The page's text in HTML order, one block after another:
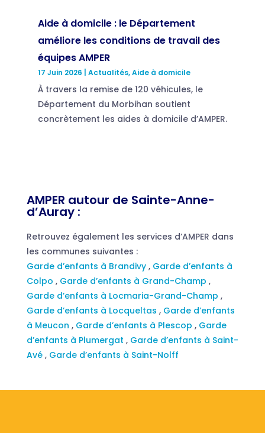
Aide à domicile : le Département
améliore les conditions de travail des
équipes AMPER
17 Juin 2026 Actualités,Aide à domicile
À travers la remise de 120 véhicules, le
Département du Morbihan soutient
concrètement les aides à domicile d’AMPER.
AMPER autour de Sainte-Anne-
d’Auray :
Retrouvez également les services d’AMPER dans
les communes suivantes :
Garde d’enfants à Brandivy , Garde d’enfants à
Colpo , Garde d’enfants à Grand-Champ ,
Garde d’enfants à Locmaria-Grand-Champ ,
Garde d’enfants à Locqueltas , Garde d’enfants
à Meucon , Garde d’enfants à Plescop , Garde
d’enfants à Plumergat , Garde d’enfants à Saint-
Avé , Garde d’enfants à Saint-Nolff